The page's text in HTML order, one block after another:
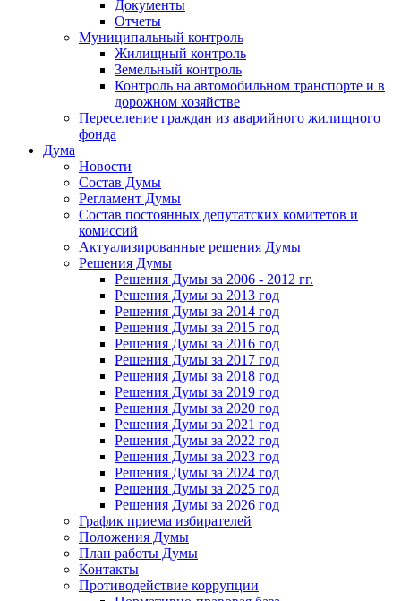
Документы
Отчеты
Муниципальный контроль
Жилищный контроль
Земельный контроль
Контроль на автомобильном транспорте и в
дорожном хозяйстве
Переселение граждан из аварийного жилищного
фонда
Дума
Новости
Состав Думы
Регламент Думы
Состав постоянных депутатских комитетов и
комиссий
Актуализированные решения Думы
Решения Думы
Решения Думы за 2006 - 2012 гг.
Решения Думы за 2013 год
Решения Думы за 2014 год
Решения Думы за 2015 год
Решения Думы за 2016 год
Решения Думы за 2017 год
Решения Думы за 2018 год
Решения Думы за 2019 год
Решения Думы за 2020 год
Решения Думы за 2021 год
Решения Думы за 2022 год
Решения Думы за 2023 год
Решения Думы за 2024 год
Решения Думы за 2025 год
Решения Думы за 2026 год
График приема избирателей
Положения Думы
План работы Думы
Контакты
Противодействие коррупции